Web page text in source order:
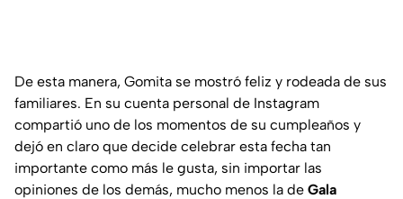
De esta manera, Gomita se mostró feliz y rodeada de sus
familiares. En su cuenta personal de Instagram
compartió uno de los momentos de su cumpleaños y
dejó en claro que decide celebrar esta fecha tan
importante como más le gusta, sin importar las
opiniones de los demás, mucho menos la de Gala